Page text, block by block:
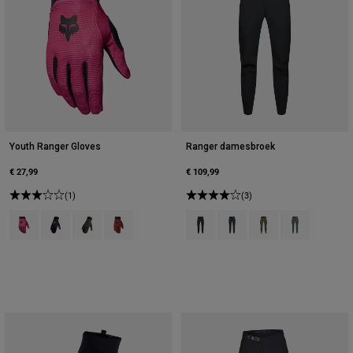
Youth Ranger Gloves
€ 27,99
(1)
Product swatch type of Berry.
Product swatch type of Zwart.
Product swatch type of Militair groen.
Product swatch type of Amber Scarlet.
Ranger damesbroek
€ 109,99
(3)
Product swatch type of Zwart.
Product swatch type of
Product swatch
Product